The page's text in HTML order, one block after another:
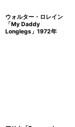
ウォルター・ロレイン
「My Daddy
Longlegs」1972年